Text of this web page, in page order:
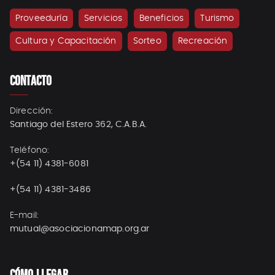
Proveeduría Servicios Beneficios Turismo
Cultura y Capacitación Sorteo Recreación
CONTACTO
Dirección:
Santiago del Estero 362, C.A.B.A.
Teléfono:
+(54 11) 4381-6081
+(54 11) 4381-3486
E-mail:
mutual@asociacionamap.org.ar